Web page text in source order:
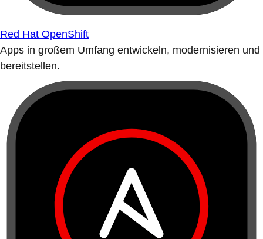
Red Hat OpenShift
Apps in großem Umfang entwickeln, modernisieren und
bereitstellen.